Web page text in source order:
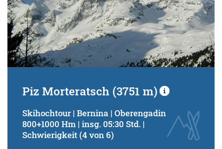
Piz Morteratsch (3751 m)
Skihochtour | Bernina | Oberengadin
800+1000 Hm | insg. 05:30 Std. |
Schwierigkeit (4 von 6)